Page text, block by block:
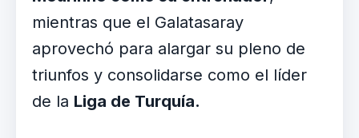
mientras que el Galatasaray
aprovechó para alargar su pleno de
triunfos y consolidarse como el líder
de la Liga de Turquía.